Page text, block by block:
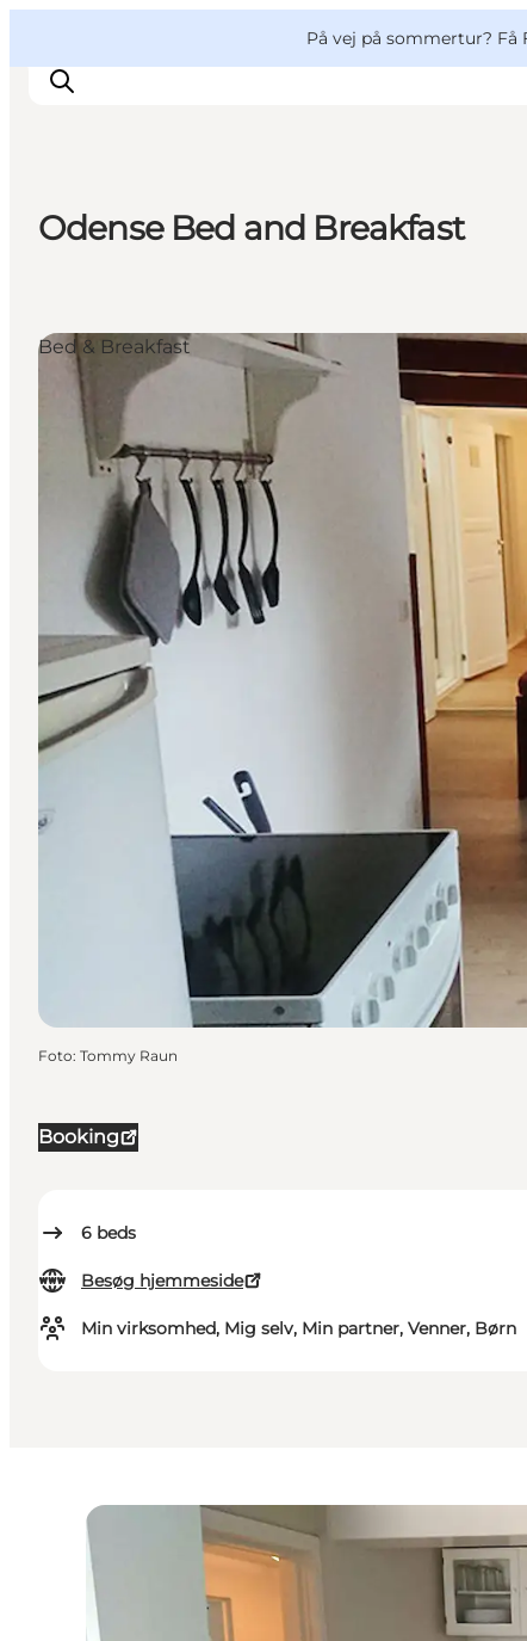
På vej på sommertur?
Mad og drikke
Overnatning
Book lokale oplevelser
Odense Bed and Breakfast
Booking
6 beds
Besøg hjemmeside
Min virksomhed, Mig selv, Min partner, Venner, Børn
Bed & Breakfast
Foto: Tommy Raun